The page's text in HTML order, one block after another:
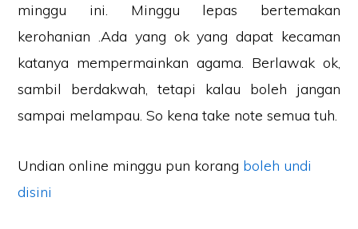
minggu ini. Minggu lepas bertemakan
kerohanian .Ada yang ok yang dapat kecaman
katanya mempermainkan agama. Berlawak ok,
sambil berdakwah, tetapi kalau boleh jangan
sampai melampau. So kena take note semua tuh.
Undian online minggu pun korang boleh undi
disini